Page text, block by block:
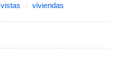
vistas viviendas